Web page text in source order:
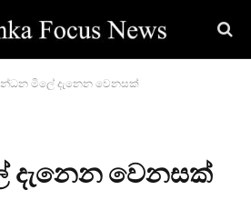
මිලේ දැනෙන වෙනසක්
දැනෙන වෙනසක්